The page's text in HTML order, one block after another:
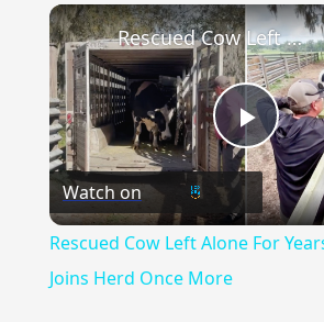
Play Unmute Fullscreen
Play
Rescued Cow Left Alone For Years Excitedly Joins Herd Once More
Watch on
Rescued Cow Left Alone For
Joins Herd Once More